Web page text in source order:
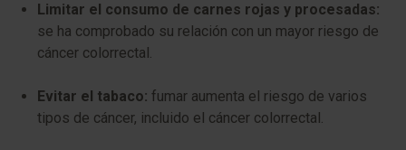
Limitar el consumo de carnes rojas y procesadas:
se ha comprobado su relación con un mayor riesgo de
cáncer colorrectal.
Evitar el tabaco: fumar aumenta el riesgo de varios
tipos de cáncer, incluido el cáncer colorrectal.